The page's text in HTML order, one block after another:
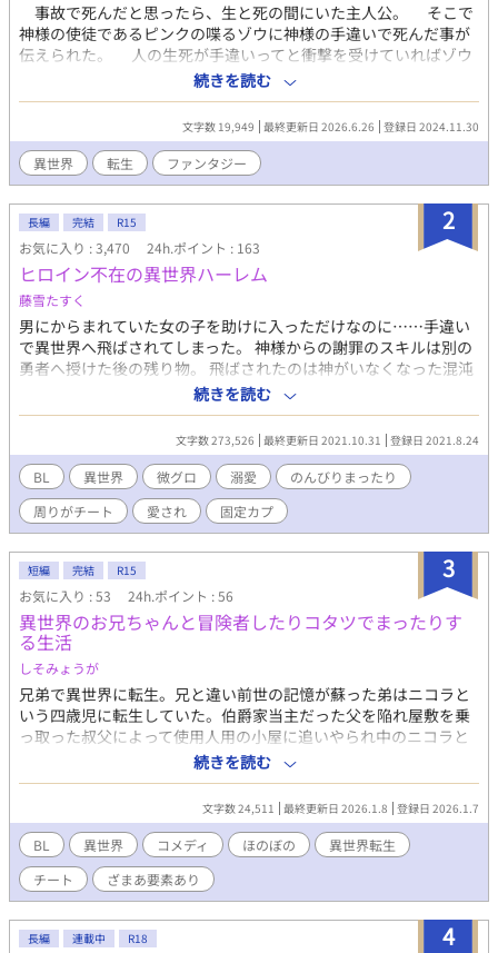
事故で死んだと思ったら、生と死の間にいた主人公。 そこで
神様の使徒であるピンクの喋るゾウに神様の手違いで死んだ事が
伝えられた。 人の生死が手違いってと衝撃を受けていればゾウ
はお詫びに転生出来ると言ってきた。 毎日仕事に追われるだけ
のつまらない人生だったと今更ながらに痛感した主人公は第二の
人生はのんびりまったりと好きな事をして生きて行きたいと思っ
た。 剣や魔法が存在する世界に転生した主人公。 のんびりま
ったりと第二の人生かと思いきやいきなり雲行きが怪しく
て……。 これは転生した主人公が旅をしながら様々な人と出会
いながら第二の人生を謳歌する物語である。
続きを読む
文字数 19,949 最終更新日 2026.6.26 登録日 2024.11.30
異世界 転生 ファンタジー
2
長編 完結 R15
お気に入り : 3,470 24h.ポイント : 163
ヒロイン不在の異世界ハーレム
藤雪たすく
男にからまれていた女の子を助けに入っただけなのに……手違い
で異世界へ飛ばされてしまった。 神様からの謝罪のスキルは別の
勇者へ授けた後の残り物。 飛ばされたのは神がいなくなった混沌
の世界。 ハーレムもチート無双も期待薄な世界で俺は幸せを掴め
るのか?
続きを読む
文字数 273,526 最終更新日 2021.10.31 登録日 2021.8.24
BL 異世界 微グロ 溺愛
のんびりまったり
周りがチート
愛され 固定カプ
3
短編 完結 R15
お気に入り : 53 24h.ポイント : 56
異世界のお兄ちゃんと冒険者したりコタツでまったりす
る生活
しそみょうが
兄弟で異世界に転生。兄と違い前世の記憶が蘇った弟はニコラと
いう四歳児に転生していた。伯爵家当主だった父を陥れ屋敷を乗
っ取った叔父によって使用人用の小屋に追いやられ中のニコラと
兄セドリック。女神にチートな魔法のあれこれを貰ったとはいえ
ニコラは一人で兄と両親を救わなければならず⋯八歳になったニ
コラにひょんなことから異世界でもう一人の兄ができる。それが
ランクA冒険者のルフェルであった。◇ルフェルとニコラが冒険
者したりコタツでのんびりまったりしつつ、ニコラの兄と両親を
助けるほのぼのコメディです。ざまぁも少しあります。◇お話の
ほとんどが主人公が四歳〜八歳のシーンです。レーディングのR15
は人身売買の記述や兄が平手打ちされるシーンに対してのもので
す。◇全８話の短編です
続きを読む
文字数 24,511 最終更新日 2026.1.8 登録日 2026.1.7
BL 異世界 コメディ ほのぼの
異世界転生
チート
ざまあ要素あり
4
長編 連載中 R18